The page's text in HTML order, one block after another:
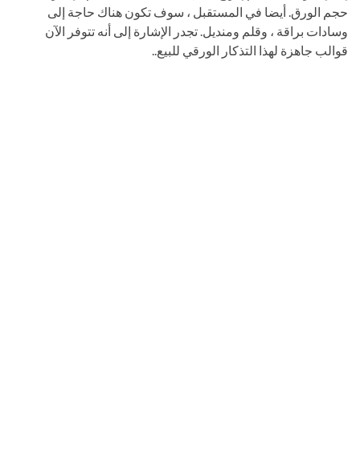
حجم الورق. أيضا في المستقبل ، سوف تكون هناك حاجة إلى
وسادات براقة ، وقلم ومنديل. تجدر الإشارة إلى أنه تتوفر الآن
قوالب جاهزة لهذا التذكار الورقي للبيع..